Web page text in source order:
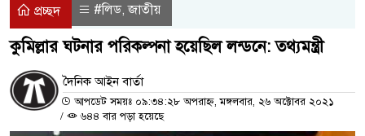
প্রচ্ছদ #লিড,জাতীয়
কুমিল্লার ঘটনার পরিকল্পনা হয়েছিল লন্ডনে: তথ্যমন্ত্রী
দৈনিক আইন বার্তা
আপডেট সময়ঃ ০৯:৩৪:২৮ অপরাহ্ন, মঙ্গলবার, ২৬ অক্টোবর ২০২১
/
৬৪৪ বার পড়া হয়েছে